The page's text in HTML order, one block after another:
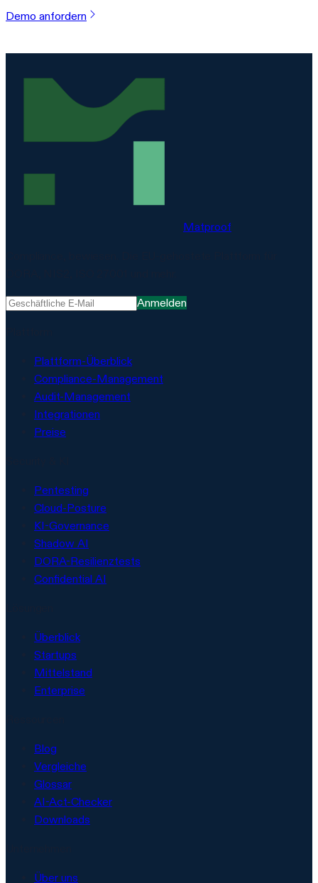
Demo anfordern
Matproof
Anmelden
Plattform-Überblick
Compliance-Management
Audit-Management
Integrationen
Preise
Pentesting
Cloud-Posture
KI-Governance
Shadow AI
DORA-Resilienztests
Confidential AI
Überblick
Startups
Mittelstand
Enterprise
Blog
Vergleiche
Glossar
AI-Act-Checker
Downloads
Über uns